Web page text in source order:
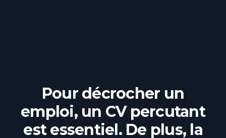
Pour décrocher un
emploi, un CV percutant
est essentiel. De plus, la